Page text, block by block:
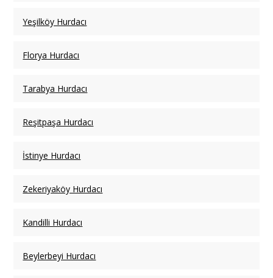
Yeşilköy Hurdacı
Florya Hurdacı
Tarabya Hurdacı
Reşitpaşa Hurdacı
İstinye Hurdacı
Zekeriyaköy Hurdacı
Kandilli Hurdacı
Beylerbeyi Hurdacı